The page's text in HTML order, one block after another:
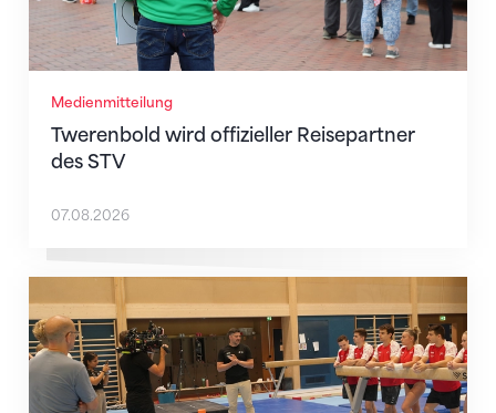
Medienmitteilung
Twerenbold wird offizieller Reisepartner
des STV
07.08.2026
Mit klaren Zielen nach Zagreb